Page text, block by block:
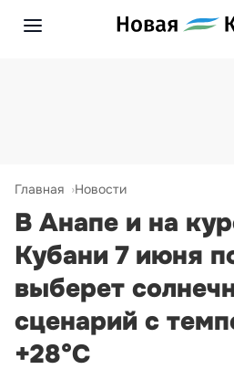
Главная Новости
В Анапе и на
Кубани 7 июня
выберет
сценарий с
+28°С